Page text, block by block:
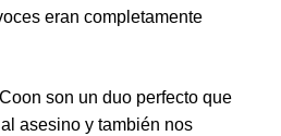
eran completamente
son un duo perfecto que
asesino y también nos